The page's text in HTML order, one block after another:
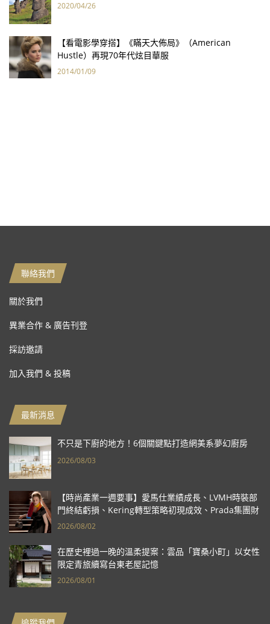
2020/04/26
【看電影學穿搭】《瞞天大佈局》（American
Hustle）再現70年代炫目華服
2014/01/09
聯絡我們
關於我們
異業合作 & 廣告刊登
採訪邀請
加入我們 & 投稿
最新消息
不只是下廚的地方！6個關鍵點打造網美系夢幻廚房
2026/08/03
【時尚產業一週要事】愛馬仕業績成長、LVMH時裝部
門終結虧損、Kering轉型策略初現成效、Prada集團財
報亮眼
2026/08/02
在歷史裡過一晚的溫柔提案：雲品「寶桑小町」以女性
限定青旅續寫台東老屋記憶
2026/08/01